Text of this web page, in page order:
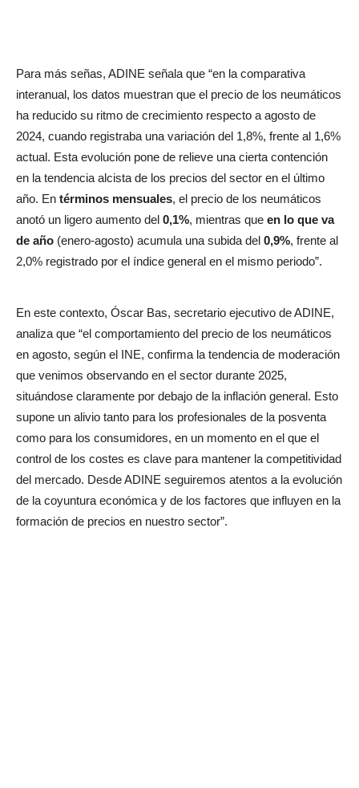
Para más señas, ADINE señala que “en la comparativa
interanual, los datos muestran que el precio de los neumáticos
ha reducido su ritmo de crecimiento respecto a agosto de
2024, cuando registraba una variación del 1,8%, frente al 1,6%
actual. Esta evolución pone de relieve una cierta contención
en la tendencia alcista de los precios del sector en el último
año. En términos mensuales, el precio de los neumáticos
anotó un ligero aumento del 0,1%, mientras que en lo que va
de año (enero-agosto) acumula una subida del 0,9%, frente al
2,0% registrado por el índice general en el mismo periodo”.
En este contexto, Óscar Bas, secretario ejecutivo de ADINE,
analiza que “el comportamiento del precio de los neumáticos
en agosto, según el INE, confirma la tendencia de moderación
que venimos observando en el sector durante 2025,
situándose claramente por debajo de la inflación general. Esto
supone un alivio tanto para los profesionales de la posventa
como para los consumidores, en un momento en el que el
control de los costes es clave para mantener la competitividad
del mercado. Desde ADINE seguiremos atentos a la evolución
de la coyuntura económica y de los factores que influyen en la
formación de precios en nuestro sector”.